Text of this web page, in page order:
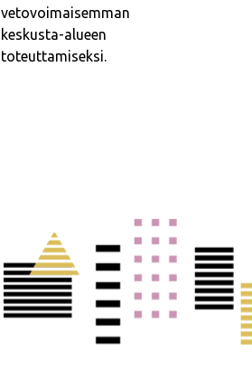
vetovoimaisemman
keskusta-alueen
toteuttamiseksi.